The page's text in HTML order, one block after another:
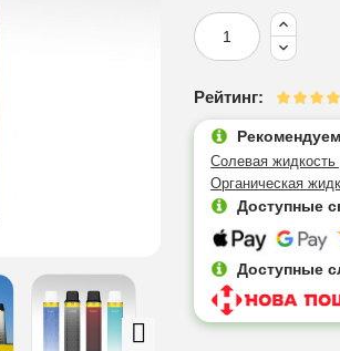
Рейтинг:
Солевая
Органическая
Доступные
Доступные